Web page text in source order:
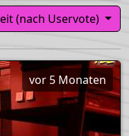
(nach Uservote)
vor 5 Monaten